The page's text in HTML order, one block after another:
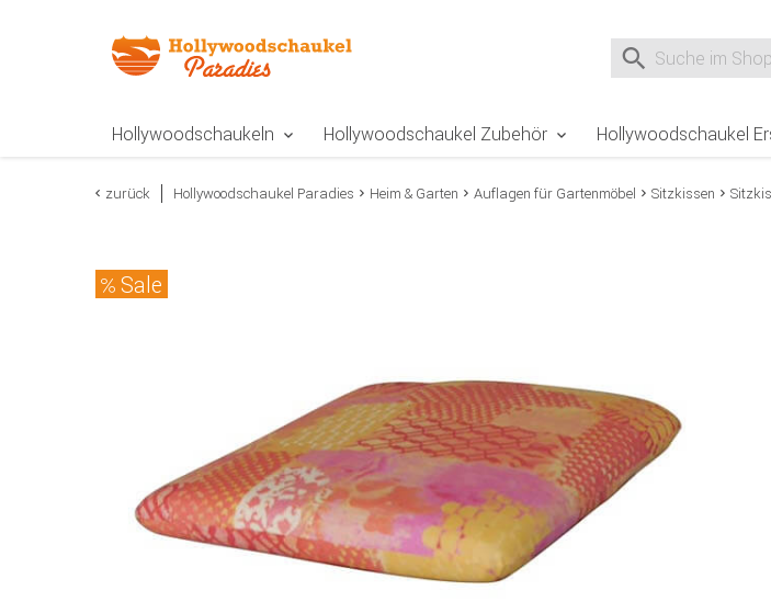
Suche nach
Hollywoodschaukeln Hollywoodschaukel Zubehör Hollywoodschaukel
zurück Hollywoodschaukel Paradies Heim & Garten Auflagen für Gartenmöbel Sitzkissen
Sale